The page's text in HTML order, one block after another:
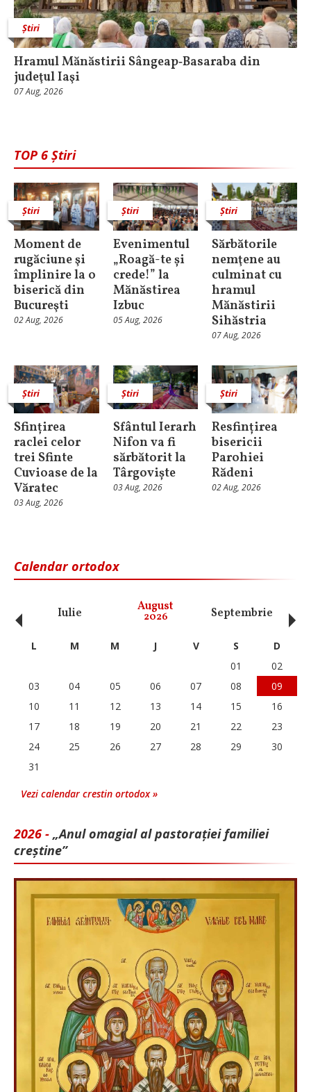
Știri
Hramul Mănăstirii Sângeap‑Basaraba din
judeţul Iaşi
07 Aug, 2026
TOP 6 Știri
Știri
Moment de
rugăciune şi
împlinire la o
biserică din
Bucureşti
02 Aug, 2026
Știri
Evenimentul
„Roagă-te și
crede!” la
Mănăstirea
Izbuc
05 Aug, 2026
Știri
Sărbătorile
nemţene au
culminat cu
hramul
Mănăstirii
Sihăstria
07 Aug, 2026
Știri
Sfințirea
raclei celor
trei Sfinte
Cuvioase de la
Văratec
03 Aug, 2026
Știri
Sfântul Ierarh
Nifon va fi
sărbătorit la
Târgoviște
03 Aug, 2026
Știri
Resfințirea
bisericii
Parohiei
Rădeni
02 Aug, 2026
Calendar ortodox
Iulie August
2026 Septembrie
‹ L M M J V S
D
01
02
03
04 05 06 07 08
09
10
11 12 13 14 15
16
17
18 19 20 21 22
23
24
25 26 27 28 29
30
31
Vezi calendar crestin ortodox »
2026 - „Anul omagial al pastorației familiei
creștine”